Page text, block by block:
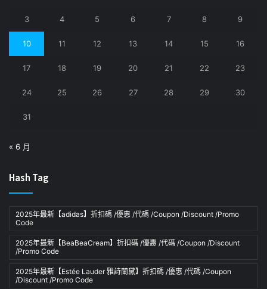
3 4 5 6 7 8 9
10 11 12 13 14 15 16
17 18 19 20 21 22 23
24 25 26 27 28 29 30
31
« 6 月
Hash Tag
2025年最新【adidas】折扣碼 /優惠 /代碼 /Coupon /Discount /Promo
Code
2025年最新【BeaBeaCream】折扣碼 /優惠 /代碼 /Coupon /Discount
/Promo Code
2025年最新【Estée Lauder 雅詩蘭黛】折扣碼 /優惠 /代碼 /Coupon
/Discount /Promo Code